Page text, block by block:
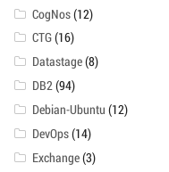
CogNos(12)
CTG(16)
Datastage(8)
DB2(94)
Debian-Ubuntu (12)
DevOps(14)
Exchange(3)